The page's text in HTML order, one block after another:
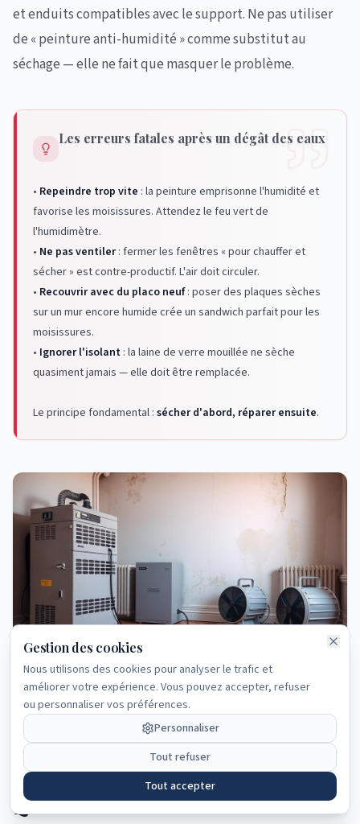
Gestion des cookies
Nous utilisons des cookies pour analyser le trafic et
améliorer votre expérience. Vous pouvez accepter, refuser
ou personnaliser vos préférences.
Personnaliser
Tout refuser
Tout accepter
✓ Vous avez maintenant une
vision claire du sujet traité.
et enduits compatibles avec le support. Ne pas utiliser
de « peinture anti-humidité » comme substitut au
séchage — elle ne fait que masquer le problème.
Les erreurs fatales après un dégât des eaux
• Repeindre trop vite : la peinture emprisonne l'humidité et
favorise les moisissures. Attendez le feu vert de
l'humidimètre.
• Ne pas ventiler: fermer les fenêtres « pour chauffer et
sécher » est contre-productif. L'air doit circuler.
• Recouvrir avec du placo neuf: poser des plaques sèches
sur un mur encore humide crée un sandwich parfait pour les
moisissures.
• Ignorer l'isolant : la laine de verre mouillée ne sèche
quasiment jamais — elle doit être remplacée.
Le principe fondamental : sécher d'abord, réparer ensuite.
Le séchage technique professionnel utilise des déshumidificateurs
industriels et des ventilateurs axiaux pour assécher les matériaux
en 2 à 6 semaines
Que faire selon votre situation ?